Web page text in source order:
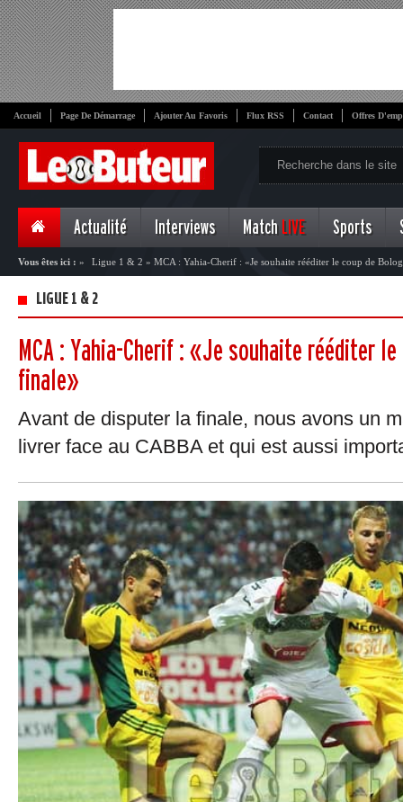
Accueil Page De Démarrage Ajouter Au Favoris Flux RSS Contact Offres
Actualité Interviews Match LIVE Sports
Vous êtes ici : » Ligue 1 & 2 » MCA : Yahia-Cherif : «Je souhaite rééditer le coup de
LIGUE 1 & 2
MCA : Yahia-Cherif : «Je souhaite rééditer
finale»
Avant de disputer la finale, nous avons un
livrer face au CABBA et qui est aussi